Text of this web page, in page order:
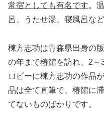
常宿としても有名です。
呂、うたせ湯、寝風呂な
棟方志功は青森県出身の
の年まで椿館を訪れ、2～
ロビーに棟方志功の作品
品は全て直筆で、椿館に
てないものばかりです。